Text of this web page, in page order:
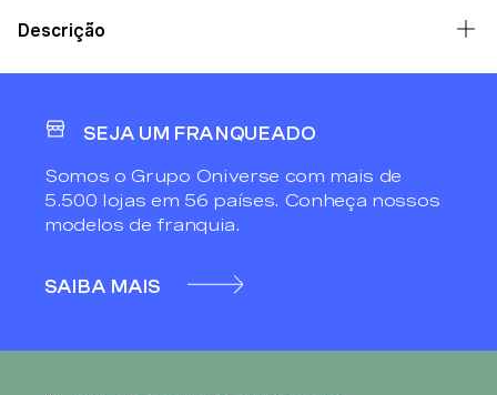
Descrição
SEJA UM FRANQUEADO
Somos o Grupo Oniverse com mais de
5.500 lojas em 56 países. Conheça nossos
modelos de franquia.
SAIBA MAIS